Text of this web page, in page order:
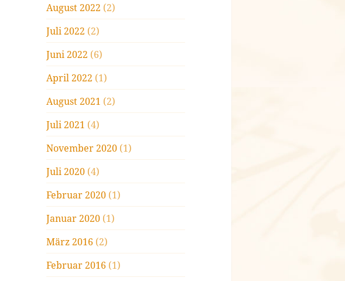
August 2022 (2)
Juli 2022 (2)
Juni 2022 (6)
April 2022 (1)
August 2021 (2)
Juli 2021 (4)
November 2020 (1)
Juli 2020 (4)
Februar 2020 (1)
Januar 2020 (1)
März 2016 (2)
Februar 2016 (1)